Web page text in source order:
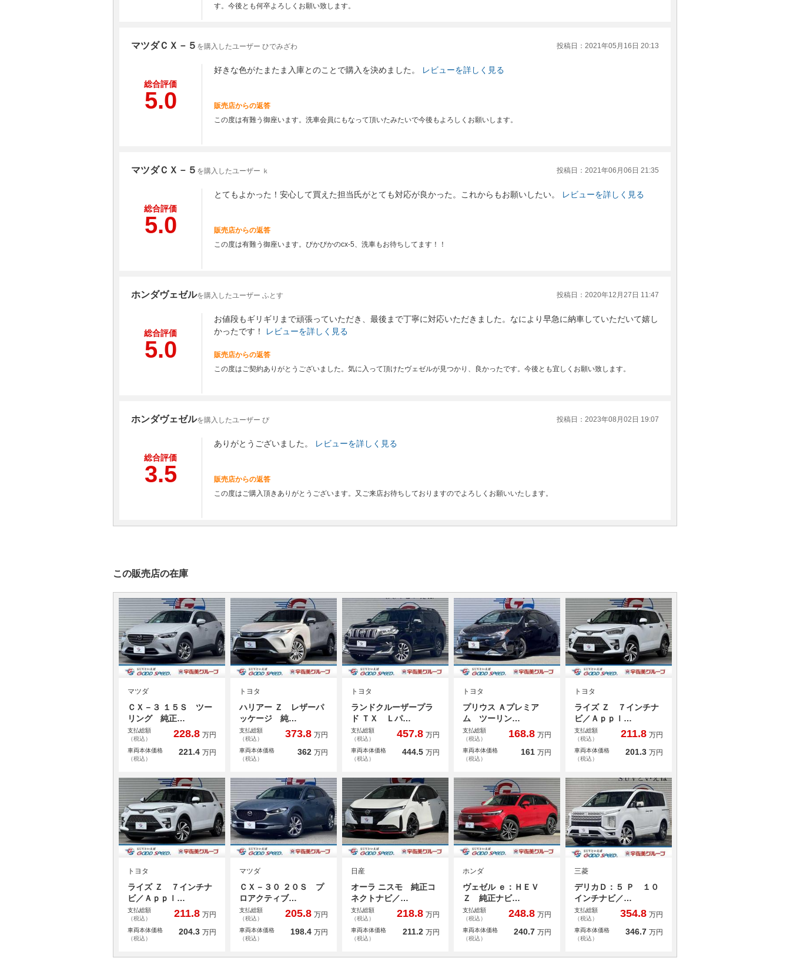
す。今後とも何卒よろしくお願い致します。
マツダＣＸ－５ を購入したユーザー ひでみざわ 投稿日：2021年05月16日 20:13
総合評価
5.0
好きな色がたまたま入庫とのことで購入を決めました。 レビューを詳しく見る
販売店からの返答
この度は有難う御座います。洗車会員にもなって頂いたみたいで今後もよろしくお願いします。
マツダＣＸ－５ を購入したユーザー ｋ 投稿日：2021年06月06日 21:35
総合評価
5.0
とてもよかった！安心して買えた担当氏がとても対応が良かった。これからもお願いしたい。 レビューを詳しく見る
販売店からの返答
この度は有難う御座います。ぴかぴかのcx-5、洗車もお待ちしてます！！
ホンダヴェゼルを購入したユーザー ふとす 投稿日：2020年12月27日 11:47
総合評価
5.0
お値段もギリギリまで頑張っていただき、最後まで丁寧に対応いただきました。なにより早急に納車していただいて嬉し
かったです！
レビューを詳しく見る
販売店からの返答
この度はご契約ありがとうございました。気に入って頂けたヴェゼルが見つかり、良かったです。今後とも宜しくお願い致します。
ホンダヴェゼルを購入したユーザー ぴ 投稿日：2023年08月02日 19:07
総合評価
3.5
ありがとうございました。 レビューを詳しく見る
販売店からの返答
この度はご購入頂きありがとうございます。又ご来店お待ちしておりますのでよろしくお願いいたします。
この販売店の在庫
マツダ
ＣＸ－３ １５Ｓ ツー
リング 純正…
支払総額
（税込）
228.8 万円
車両本体価格
（税込）
221.4 万円
トヨタ
ハリアー Ｚ レザーパ
ッケージ 純…
支払総額
（税込）
373.8 万円
車両本体価格
（税込）
362 万円
トヨタ
ランドクルーザープラ
ド ＴＸ Ｌパ…
支払総額
（税込）
457.8 万円
車両本体価格
（税込）
444.5 万円
トヨタ
プリウス Ａプレミア
ム ツーリン…
支払総額
（税込）
168.8 万円
車両本体価格
（税込）
161 万円
トヨタ
ライズ Ｚ ７インチナ
ビ／Ａｐｐｌ…
支払総額
（税込）
211.8 万円
車両本体価格
（税込）
201.3 万円
トヨタ
ライズ Ｚ ７インチナ
ビ／Ａｐｐｌ…
支払総額
（税込）
211.8 万円
車両本体価格
（税込）
204.3 万円
マツダ
ＣＸ－３０ ２０Ｓ プ
ロアクティブ…
支払総額
（税込）
205.8 万円
車両本体価格
（税込）
198.4 万円
日産
オーラ ニスモ 純正コ
ネクトナビ／…
支払総額
（税込）
218.8 万円
車両本体価格
（税込）
211.2 万円
ホンダ
ヴェゼル ｅ：ＨＥＶ
Ｚ 純正ナビ…
支払総額
（税込）
248.8 万円
車両本体価格
（税込）
240.7 万円
三菱
デリカＤ：５ Ｐ １０
インチナビ／…
支払総額
（税込）
354.8 万円
車両本体価格
（税込）
346.7 万円